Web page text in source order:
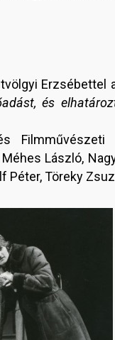
Erzsébettel
és
László,
Péter, Töreky